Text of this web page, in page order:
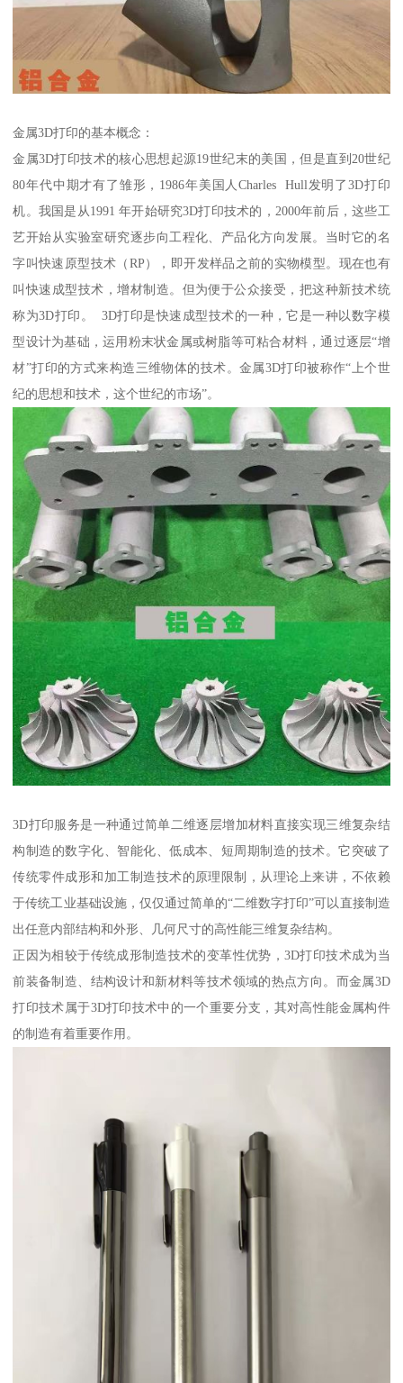
金属3D打印的基本概念：
金属3D打印技术的核心思想起源19世纪末的美国，但是直到20世纪
80年代中期才有了雏形，1986年美国人Charles Hull发明了3D打印
机。我国是从1991 年开始研究3D打印技术的，2000年前后，这些工
艺开始从实验室研究逐步向工程化、产品化方向发展。当时它的名
字叫快速原型技术（RP），即开发样品之前的实物模型。现在也有
叫快速成型技术，增材制造。但为便于公众接受，把这种新技术统
称为3D打印。 3D打印是快速成型技术的一种，它是一种以数字模
型设计为基础，运用粉末状金属或树脂等可粘合材料，通过逐层“增
材”打印的方式来构造三维物体的技术。金属3D打印被称作“上个世
纪的思想和技术，这个世纪的市场”。
3D打印服务是一种通过简单二维逐层增加材料直接实现三维复杂结
构制造的数字化、智能化、低成本、短周期制造的技术。它突破了
传统零件成形和加工制造技术的原理限制，从理论上来讲，不依赖
于传统工业基础设施，仅仅通过简单的“二维数字打印”可以直接制造
出任意内部结构和外形、几何尺寸的高性能三维复杂结构。
正因为相较于传统成形制造技术的变革性优势，3D打印技术成为当
前装备制造、结构设计和新材料等技术领域的热点方向。而金属3D
打印技术属于3D打印技术中的一个重要分支，其对高性能金属构件
的制造有着重要作用。